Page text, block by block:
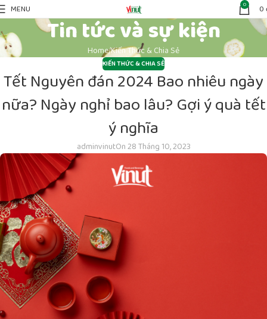
MENU 0 0
Tin tức và sự kiện
HomeKiến Thức & Chia Sẻ
KIẾN THỨC & CHIA SẺ
Tết Nguyên đán 2024 Bao nhiêu ngày
nữa? Ngày nghỉ bao lâu? Gợi ý quà tết
ý nghĩa
adminvinutOn 28 Tháng 10, 2023